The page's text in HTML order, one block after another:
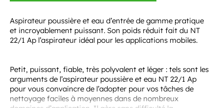
Aspirateur poussière et eau d’entrée de gamme pratique
et incroyablement puissant. Son poids réduit fait du NT
22/1 Ap l’aspirateur idéal pour les applications mobiles.
Petit, puissant, fiable, très polyvalent et léger : tels sont les
arguments de l’aspirateur poussière et eau NT 22/1 Ap
pour vous convaincre de l’adopter pour vos tâches de
nettoyage faciles à moyennes dans de nombreux